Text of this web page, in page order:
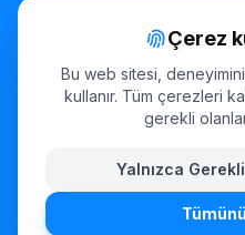
Oteller
Muayenehaneler
Çerez
Bu web sitesi,
kullanır. Tüm çerezleri
gerekli
Yalnızca